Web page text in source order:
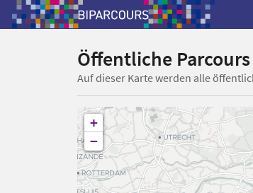
Öffentliche Parcours
Auf dieser Karte werden alle
+
−